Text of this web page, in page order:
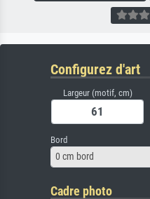
Configurez d'art
Largeur (motif, cm)
Bord
0 cm bord
Cadre photo